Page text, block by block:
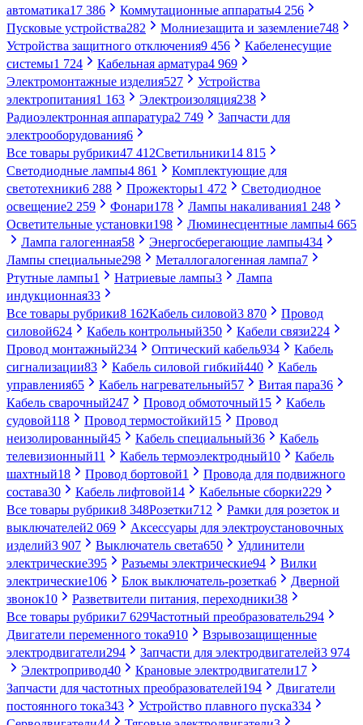
автоматика17 386 Коммутационные аппараты4 256
Пусковые устройства282 Молниезащита и заземление748
Устройства защитного отключения9 456
Кабеленесущие
системы1 724 Кабельная арматура4 969
Электромонтажные изделия527
Устройства
электропитания1 163 Электроизоляция238
Радиоэлектронная аппаратура2 749
Запчасти для
электрооборудования6
Все товары рубрики47 412Светильники14 815
Светодиодные лампы4 861
Комплектующие для
светотехники6 288 Прожекторы1 472
Светодиодное
освещение2 259 Фонари178 Лампы накаливания1 248
Осветительные установки198 Люминесцентные лампы4 665
Лампа галогенная58 Энергосберегающие лампы434
Лампы специальные298 Металлогалогенная лампа7
Ртутные лампы1 Натриевые лампы3
Лампа
индукционная33
Все товары рубрики8 162Кабель силовой3 870
Провод
силовой624 Кабель контрольный350 Кабели связи224
Провод монтажный234 Оптический кабель934
Кабель
сигнализации83 Кабель силовой гибкий440
Кабель
управления65 Кабель нагревательный57 Витая пара36
Кабель сварочный247 Провод обмоточный15
Кабель
судовой118 Провод термостойкий15
Провод
неизолированный45 Кабель специальный36
Кабель
телевизионный11 Кабель термоэлектродный10
Кабель
шахтный18 Провод бортовой1
Провода для подвижного
состава30 Кабель лифтовой14 Кабельные сборки229
Все товары рубрики8 348Розетки712
Рамки для розеток и
выключателей2 069
Аксессуары для электроустановочных
изделий3 907 Выключатель света650
Удлинители
электрические395 Разъемы электрические94
Вилки
электрические106 Блок выключатель-розетка6
Дверной
звонок10 Разветвители питания, переходники38
Все товары рубрики7 629Частотный преобразователь294
Двигатели переменного тока910
Взрывозащищенные
электродвигатели294 Запчасти для электродвигателей3 974
Электропривод40 Крановые электродвигатели17
Запчасти для частотных преобразователей194
Двигатели
постоянного тока343 Устройство плавного пуска334